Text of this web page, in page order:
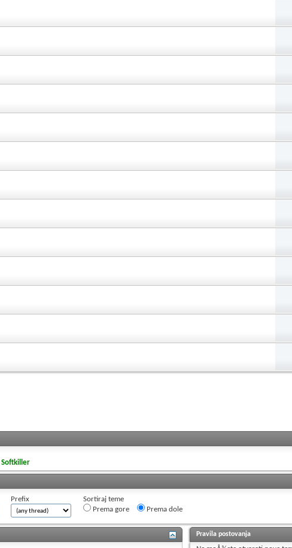
Softkiller
Prefix
Sortiraj teme
Prema gore
Prema dole
Pravila postovanja